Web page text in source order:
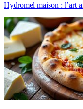
Hydromel maison : l’art